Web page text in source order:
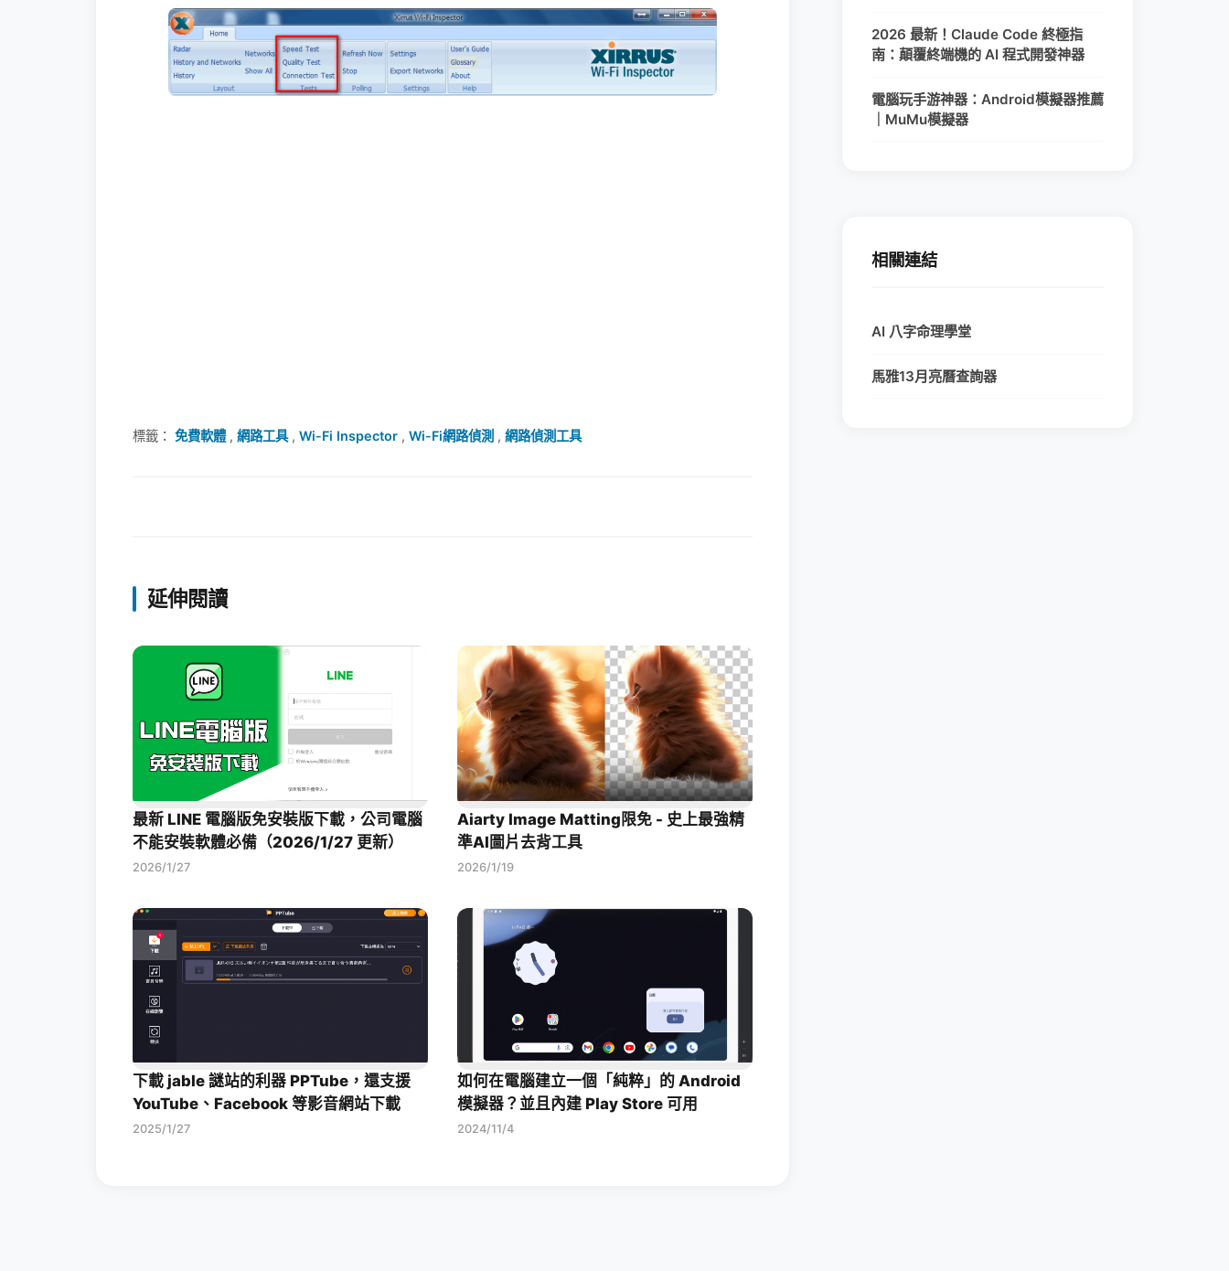
標籤： 免費軟體, 網路工具, Wi-Fi Inspector , Wi-Fi網路偵測 , 網路偵測工具
延伸閱讀
最新 LINE 電腦版免安裝版下載，公司電腦
不能安裝軟體必備（2026/1/27 更新）
2026/1/27
Aiarty Image Matting限免 - 史上最強精
準AI圖片去背工具
2026/1/19
下載 jable 謎站的利器 PPTube，還支援
YouTube、Facebook 等影音網站下載
2025/1/27
如何在電腦建立一個「純粹」的 Android
模擬器？並且內建 Play Store 可用
2024/11/4
2026 最新！Claude Code 終極指
南：顛覆終端機的 AI 程式開發神器
電腦玩手游神器：Android模擬器推薦
｜MuMu模擬器
相關連結
AI 八字命理學堂
馬雅13月亮曆查詢器